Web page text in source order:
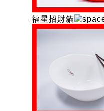
福星招財貓